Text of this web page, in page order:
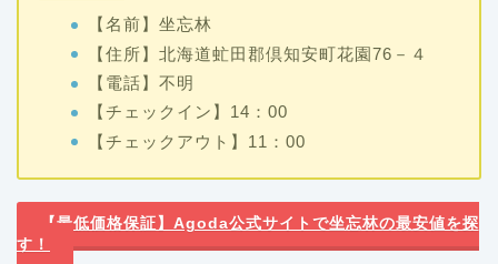
【名前】坐忘林
【住所】北海道虻田郡倶知安町花園76－４
【電話】不明
【チェックイン】14：00
【チェックアウト】11：00
【最低価格保証】Agoda公式サイトで坐忘林の最安値を探
す！